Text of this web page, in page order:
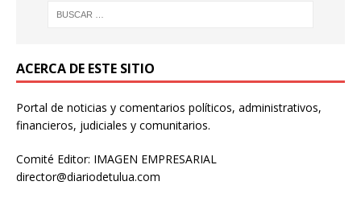
ACERCA DE ESTE SITIO
Portal de noticias y comentarios políticos, administrativos,
financieros, judiciales y comunitarios.
Comité Editor: IMAGEN EMPRESARIAL
director@diariodetulua.com